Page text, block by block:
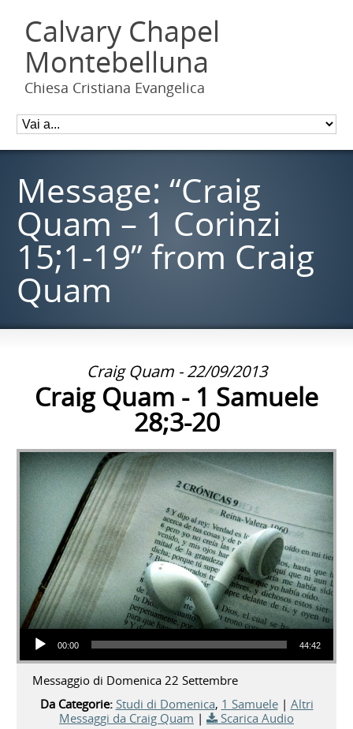
Calvary Chapel
Montebelluna
Chiesa Cristiana Evangelica
Message: “Craig
Quam – 1 Corinzi
15;1-19” from Craig
Quam
Craig Quam - 22/09/2013
Craig Quam - 1 Samuele
28;3-20
Audio Player
00:00 44:42
Messaggio di Domenica 22 Settembre
Da Categorie: Studi di Domenica, 1 Samuele| Altri
Messaggi da Craig Quam | Scarica Audio